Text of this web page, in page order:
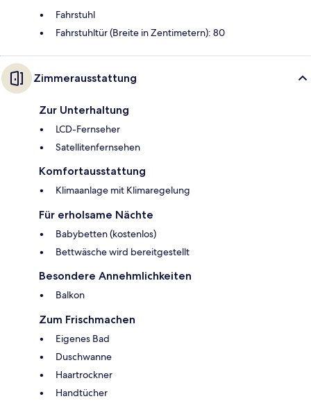
Fahrstuhl
Fahrstuhltür (Breite in Zentimetern): 80
Zimmerausstattung
Zur Unterhaltung
LCD-Fernseher
Satellitenfernsehen
Komfortausstattung
Klimaanlage mit Klimaregelung
Für erholsame Nächte
Babybetten (kostenlos)
Bettwäsche wird bereitgestellt
Besondere Annehmlichkeiten
Balkon
Zum Frischmachen
Eigenes Bad
Duschwanne
Haartrockner
Handtücher